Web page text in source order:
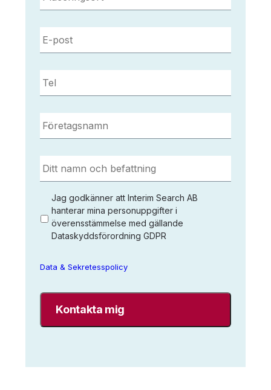
E-
post *
Tel *
Företagsnamn *
Ditt
namn
och
befattning *
Jag
godkänner
att
Interim
AB
mina
uppgifter
enligt
Interim
&
Jag godkänner att Interim Search AB
hanterar mina personuppgifter i
överensstämmelse med gällande
Dataskyddsförordning GDPR
Data & Sekretesspolicy